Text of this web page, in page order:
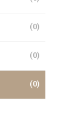
(0)
(0)
(0)